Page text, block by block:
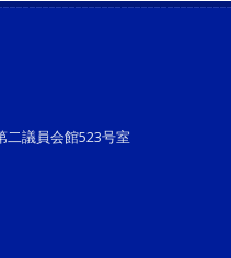
二議員会館523号室